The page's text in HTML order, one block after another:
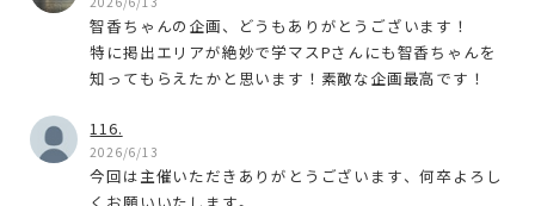
智香ちゃんの企画、どうもありがとうございます！
特に掲出エリアが絶妙で学マスPさんにも智香ちゃんを
知ってもらえたかと思います！素敵な企画最高です！
116.
2026/6/13
今回は主催いただきありがとうございます、何卒よろし